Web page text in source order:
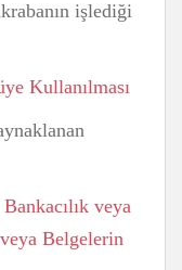
işlediği
Kullanılması
veya
Belgelerin